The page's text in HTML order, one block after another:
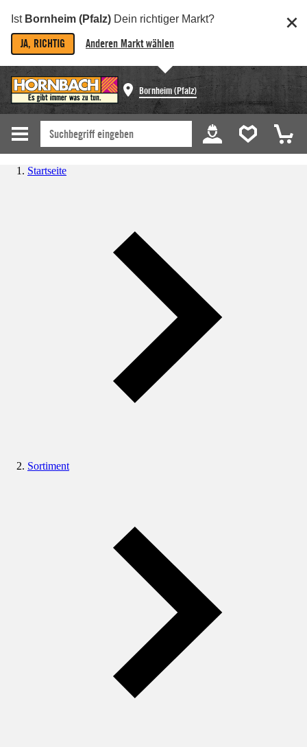
Ist Bornheim (Pfalz) Dein richtiger Markt?
JA, RICHTIG Anderen Markt wählen
Bornheim (Pfalz)
Startseite
Sortiment